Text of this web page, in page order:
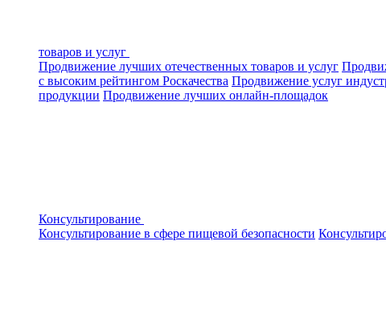
товаров и услуг
Продвижение лучших отечественных товаров и услуг
с высоким рейтингом Роскачества Продвижение услуг
продукции Продвижение лучших онлайн-площадок
Консультирование
Консультирование в сфере пищевой безопасности